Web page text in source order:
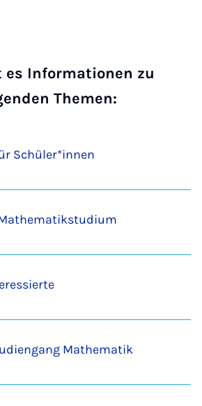
es Informationen zu
Themen:
Schüler*innen
Mathematik